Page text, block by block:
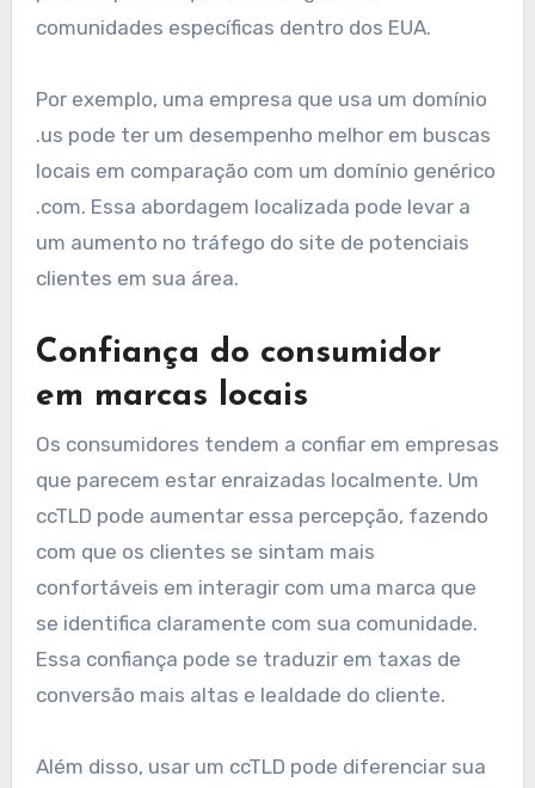
comunidades específicas dentro dos EUA.
Por exemplo, uma empresa que usa um domínio
.us pode ter um desempenho melhor em buscas
locais em comparação com um domínio genérico
.com. Essa abordagem localizada pode levar a
um aumento no tráfego do site de potenciais
clientes em sua área.
Confiança do consumidor
em marcas locais
Os consumidores tendem a confiar em empresas
que parecem estar enraizadas localmente. Um
ccTLD pode aumentar essa percepção, fazendo
com que os clientes se sintam mais
confortáveis em interagir com uma marca que
se identifica claramente com sua comunidade.
Essa confiança pode se traduzir em taxas de
conversão mais altas e lealdade do cliente.
Além disso, usar um ccTLD pode diferenciar sua